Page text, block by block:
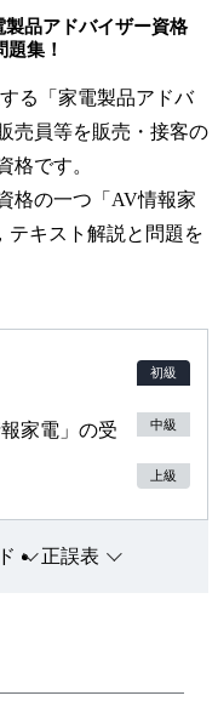
品アドバイザー資格
集！
る「家電製品アドバ
売員等を販売・接客の
格です。
格の一つ「AV情報家
テキスト解説と問題を
家電」の受
初級
中級
上級
正誤表